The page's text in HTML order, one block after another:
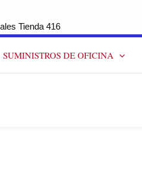
Tienda 416
SUMINISTROS DE OFICINA